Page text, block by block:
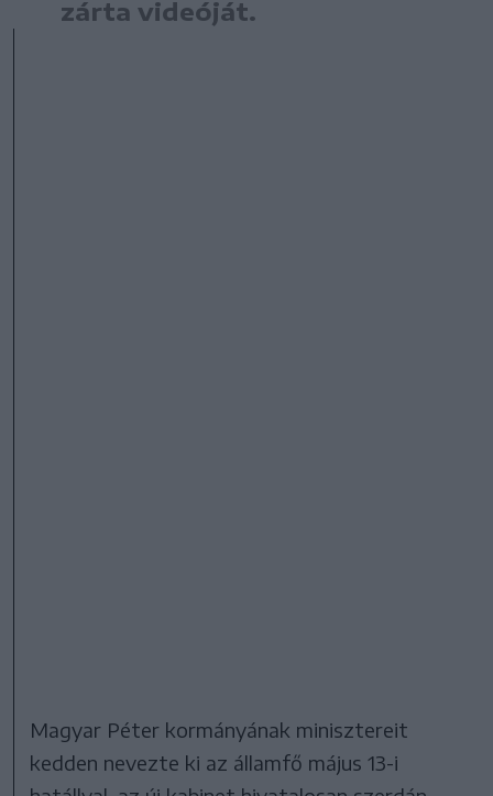
zárta videóját.
Magyar Péter kormányának minisztereit
kedden nevezte ki az államfő május 13-i